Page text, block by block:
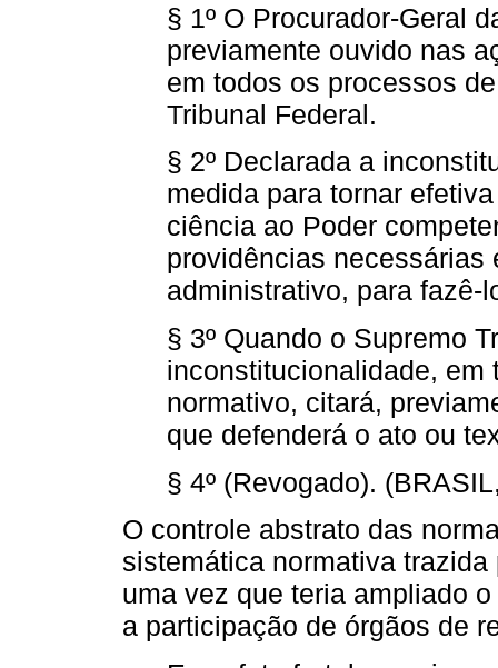
§ 1º O Procurador-Geral
previamente ouvido nas
em todos os processos
Tribunal Federal.
§ 2º Declarada a
medida para tornar
ciência ao Poder
providências necessárias
administrativo, para fazê-
§ 3º Quando o Supremo
inconstitucionalidade, em
normativo, citará,
que defenderá o ato ou
§ 4º (Revogado).
O controle abstrato das
sistemática normativa
uma vez que teria ampliado
a participação de órgãos de